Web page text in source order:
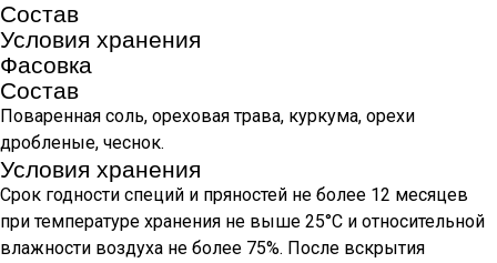
Состав
Условия хранения
Фасовка
Состав
Поваренная соль, ореховая трава, куркума, орехи
дробленые, чеснок.
Условия хранения
Срок годности специй и пряностей не более 12 месяцев
при температуре хранения не выше 25°С и относительной
влажности воздуха не более 75%. После вскрытия